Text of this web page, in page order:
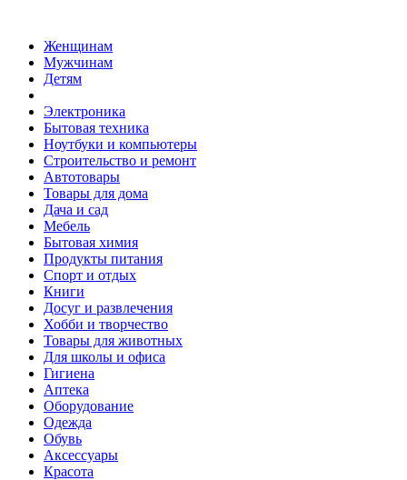
Женщинам
Мужчинам
Детям
Электроника
Бытовая техника
Ноутбуки и компьютеры
Строительство и ремонт
Автотовары
Товары для дома
Дача и сад
Мебель
Бытовая химия
Продукты питания
Спорт и отдых
Книги
Досуг и развлечения
Хобби и творчество
Товары для животных
Для школы и офиса
Гигиена
Аптека
Оборудование
Одежда
Обувь
Аксессуары
Красота